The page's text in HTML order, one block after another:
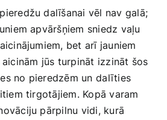
dalīšanai vēl nav galā;
apvāršņiem sniedz vaļu
bet arī jauniem
aicinām jūs turpināt‍ izzināt šos
no pieredzēm un ⁤dalīties‍
tirgotājiem. Kopā varam
pārpilnu vidi, kurā